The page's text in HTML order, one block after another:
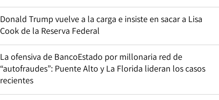
Donald Trump vuelve a la carga e insiste en sacar a Lisa
Cook de la Reserva Federal
La ofensiva de BancoEstado por millonaria red de
“autofraudes”: Puente Alto y La Florida lideran los casos
recientes